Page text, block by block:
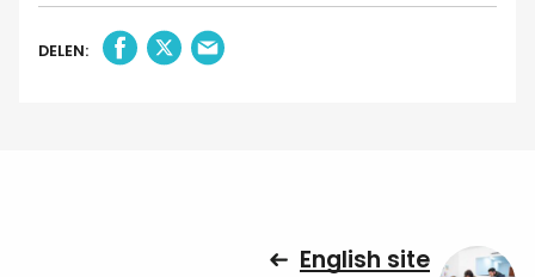
DELEN:
English site